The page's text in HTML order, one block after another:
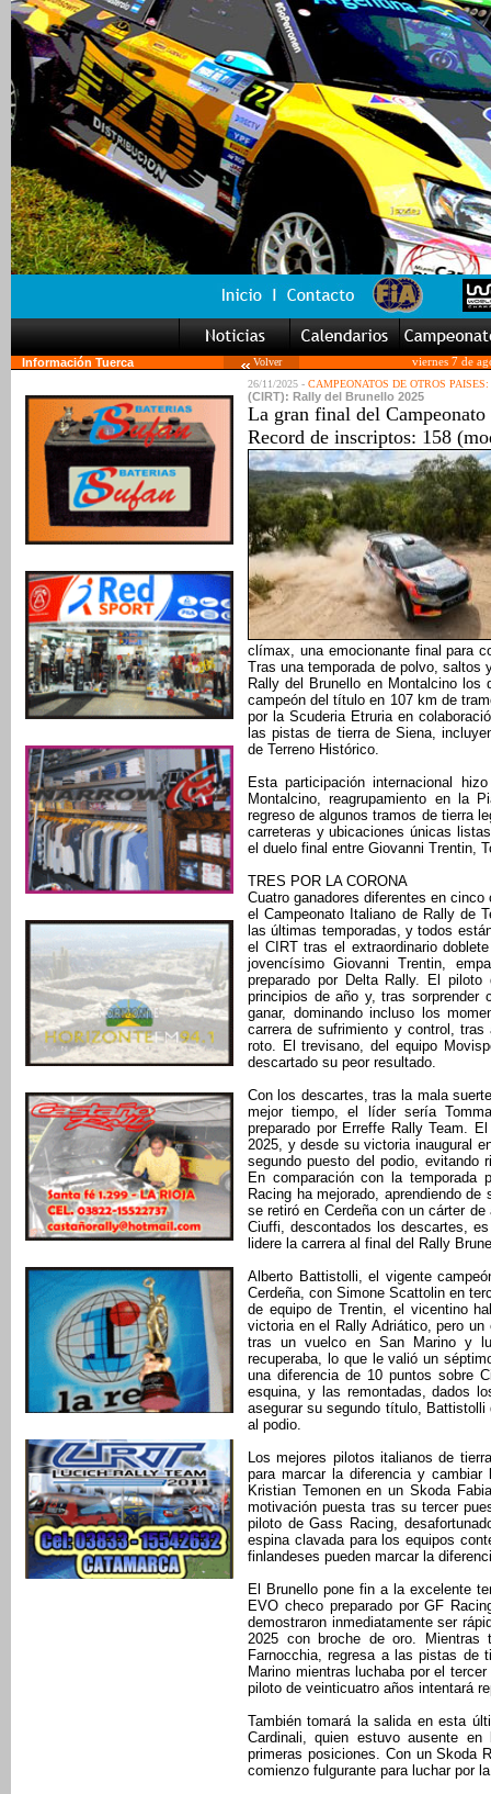
Información Tuerca Volver
viernes 7 de
26/11/2025 - CAMPEONATOS DE OTROS PAISES:
(CIRT): Rally del Brunello 2025
La gran final del
Record de inscriptos: 158
clímax, una emocionante final para
Tras una temporada de polvo, saltos
Rally del Brunello en Montalcino
campeón del título en 107 km de
por la Scuderia Etruria en
las pistas de tierra de Siena,
de Terreno Histórico.
Esta participación internacional
Montalcino, reagrupamiento en la
regreso de algunos tramos de tierra
carreteras y ubicaciones únicas
el duelo final entre Giovanni Trentin,
TRES POR LA CORONA
Cuatro ganadores diferentes en
el Campeonato Italiano de Rally de
las últimas temporadas, y todos
el CIRT tras el extraordinario
jovencísimo Giovanni Trentin,
preparado por Delta Rally. El
principios de año y, tras sorprender
ganar, dominando incluso los
carrera de sufrimiento y control,
roto. El trevisano, del equipo
descartado su peor resultado.
Con los descartes, tras la mala
mejor tiempo, el líder sería
preparado por Erreffe Rally Team.
2025, y desde su victoria inaugural
segundo puesto del podio, evitando
En comparación con la
Racing ha mejorado, aprendiendo
se retiró en Cerdeña con un cárter
Ciuffi, descontados los descartes,
lidere la carrera al final del Rally
Alberto Battistolli, el vigente
Cerdeña, con Simone Scattolin en
de equipo de Trentin, el vicentino
victoria en el Rally Adriático, pero
tras un vuelco en San Marino y
recuperaba, lo que le valió un
una diferencia de 10 puntos sobre
esquina, y las remontadas, dados
asegurar su segundo título, Battistolli
al podio.
Los mejores pilotos italianos de
para marcar la diferencia y
Kristian Temonen en un Skoda
motivación puesta tras su tercer
piloto de Gass Racing,
espina clavada para los equipos
finlandeses pueden marcar la
El Brunello pone fin a la excelente
EVO checo preparado por GF
demostraron inmediatamente ser
2025 con broche de oro. Mientras
Farnocchia, regresa a las pistas de
Marino mientras luchaba por el
piloto de veinticuatro años intentará
También tomará la salida en esta
Cardinali, quien estuvo ausente
primeras posiciones. Con un Skoda
comienzo fulgurante para luchar por